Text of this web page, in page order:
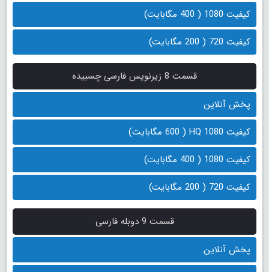
کیفیت 1080 ( 400 مگابایت)
کیفیت 720 ( 200 مگابایت)
قسمت 8 زیرنویس فارسی چسبیده
پخش آنلاین
کیفیت 1080 HQ ( 600 مگابایت)
کیفیت 1080 ( 400 مگابایت)
کیفیت 720 ( 200 مگابایت)
قسمت 9 دوبله فارسی
پخش آنلاین